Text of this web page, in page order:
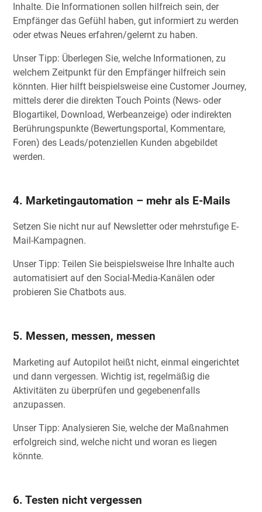
Inhalte. Die Informationen sollen hilfreich sein, der
Empfänger das Gefühl haben, gut informiert zu werden
oder etwas Neues erfahren/gelernt zu haben.
Unser Tipp: Überlegen Sie, welche Informationen, zu
welchem Zeitpunkt für den Empfänger hilfreich sein
könnten. Hier hilft beispielsweise eine Customer Journey,
mittels derer die direkten Touch Points (News- oder
Blogartikel, Download, Werbeanzeige) oder indirekten
Berührungspunkte (Bewertungsportal, Kommentare,
Foren) des Leads/potenziellen Kunden abgebildet
werden.
4. Marketingautomation – mehr als E-Mails
Setzen Sie nicht nur auf Newsletter oder mehrstufige E-
Mail-Kampagnen.
Unser Tipp: Teilen Sie beispielsweise Ihre Inhalte auch
automatisiert auf den Social-Media-Kanälen oder
probieren Sie Chatbots aus.
5. Messen, messen, messen
Marketing auf Autopilot heißt nicht, einmal eingerichtet
und dann vergessen. Wichtig ist, regelmäßig die
Aktivitäten zu überprüfen und gegebenenfalls
anzupassen.
Unser Tipp: Analysieren Sie, welche der Maßnahmen
erfolgreich sind, welche nicht und woran es liegen
könnte.
6. Testen nicht vergessen